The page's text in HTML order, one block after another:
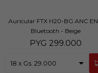
Auricular FTX H20-BG ANC
Bluetooth - Beige
PYG 299.000